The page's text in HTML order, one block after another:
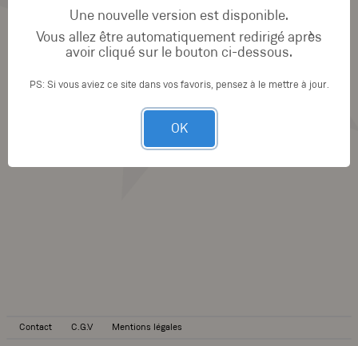
Contact C.G.V Mentions légales
Une nouvelle version est disponible.
Vous allez être automatiquement redirigé après
avoir cliqué sur le bouton ci-dessous.
PS: Si vous aviez ce site dans vos favoris, pensez à le mettre à jour.
OK